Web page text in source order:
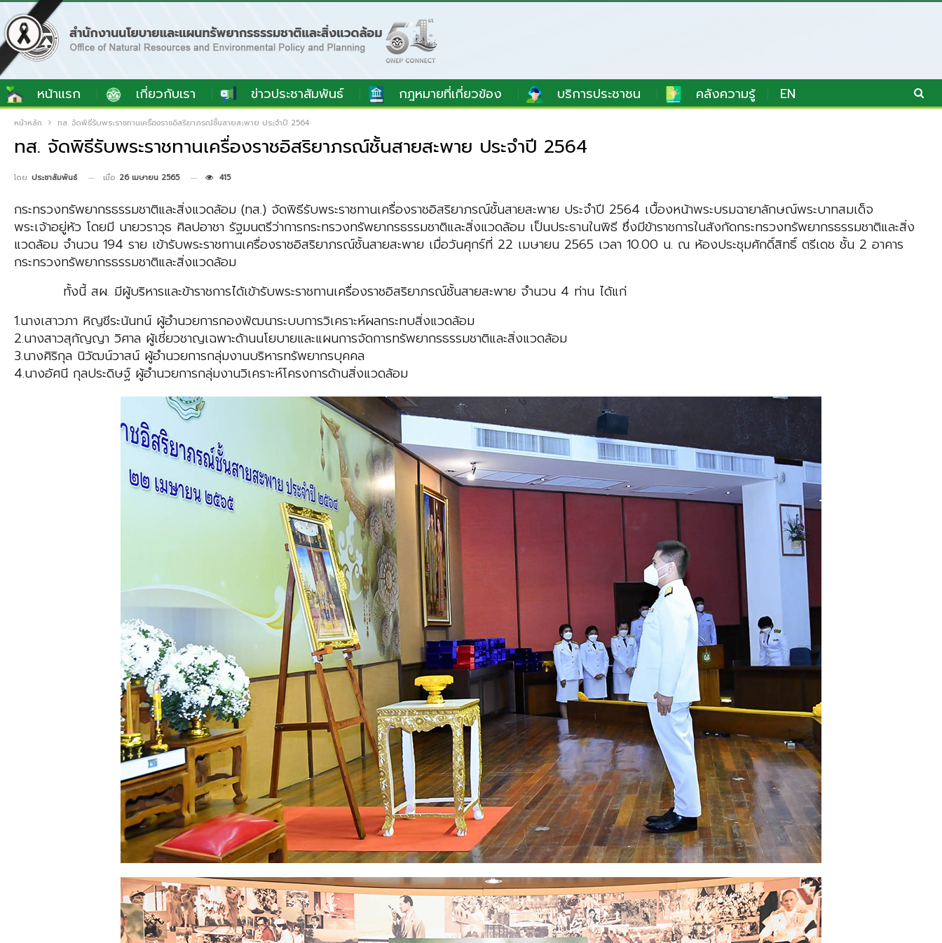
หน้าแรก เกี่ยวกับเรา ข่าวประชาสัมพันธ์ กฎหมายที่เกี่ยวข้อง บริการประชาชน คลังความรู้ EN
หน้าหลัก ทส. จัดพิธีรับพระราชทานเครื่องราชอิสริยาภรณ์ชั้นสายสะพาย ประจำปี 2564
ทส. จัดพิธีรับพระราชทานเครื่องราชอิสริยาภรณ์ชั้นสายสะพาย ประจำปี 2564
โดย ประชาสัมพันธ์ เมื่อ 26 เมษายน 2565 415
กระทรวงทรัพยากรธรรมชาติและสิ่งแวดล้อม (ทส.) จัดพิธีรับพระราชทานเครื่องราชอิสริยาภรณ์ชั้นสายสะพาย ประจำปี 2564 เบื้องหน้าพระบรมฉายาลักษณ์พระบาทสมเด็จ
พระเจ้าอยู่หัว โดยมี นายวราวุธ ศิลปอาชา รัฐมนตรีว่าการกระทรวงทรัพยากรธรรมชาติและสิ่งแวดล้อม เป็นประธานในพิธี ซึ่งมีข้าราชการในสังกัดกระทรวงทรัพยากรธรรมชาติและสิ่ง
แวดล้อม จำนวน 194 ราย เข้ารับพระราชทานเครื่องราชอิสริยาภรณ์ชั้นสายสะพาย เมื่อวันศุกร์ที่ 22 เมษายน 2565 เวลา 10.00 น. ณ ห้องประชุมศักดิ์สิทธิ์ ตรีเดช ชั้น 2 อาคาร
กระทรวงทรัพยากรธรรมชาติและสิ่งแวดล้อม
ทั้งนี้ สผ. มีผู้บริหารและข้าราชการได้เข้ารับพระราชทานเครื่องราชอิสริยาภรณ์ชั้นสายสะพาย จำนวน 4 ท่าน ได้แก่
1.นางเสาวภา หิญชีระนันทน์ ผู้อำนวยการกองพัฒนาระบบการวิเคราะห์ผลกระทบสิ่งแวดล้อม
2.นางสาวสุกัญญา วิศาล ผู้เชี่ยวชาญเฉพาะด้านนโยบายและแผนการจัดการทรัพยากรธรรมชาติและสิ่งแวดล้อม
3.นางศิริกุล นิวัฒน์วาสน์ ผู้อำนวยการกลุ่มงานบริหารทรัพยากรบุคคล
4.นางอัศนี กุลประดิษฐ์ ผู้อำนวยการกลุ่มงานวิเคราะห์โครงการด้านสิ่งแวดล้อม